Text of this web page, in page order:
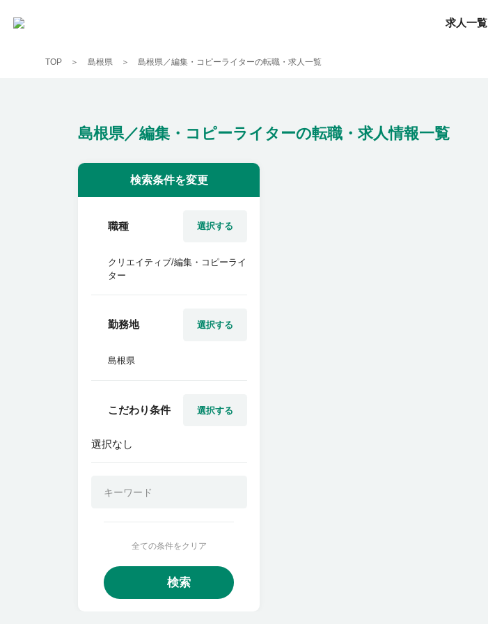
求人一覧
求人一覧
TOP 島根県 島根県／編集・コピーライターの転職・求人一覧
島根県／編集・コピーライターの転職・求人情報一覧
検索条件を変更
選択する
職種
クリエイティブ/編集・コピーライ
ター
選択する
勤務地
島根県
選択する
こだわり条件
選択なし
全ての条件をクリア
検索